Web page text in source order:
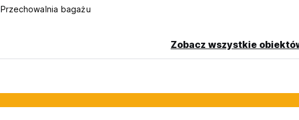
Przechowalnia bagażu
Zobacz wszystkie